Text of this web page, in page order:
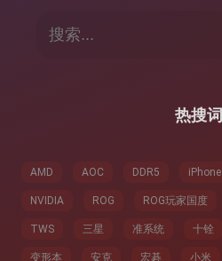
热搜词
AMD AOC DDR5 iPhone
NVIDIA ROG ROG玩家国度
TWS 三星 准系统 十铨
变形本 安克 宏碁 小米